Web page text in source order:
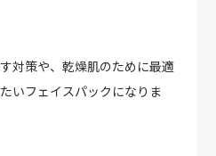
対策や、乾燥肌のために最適
いフェイスパックになりま